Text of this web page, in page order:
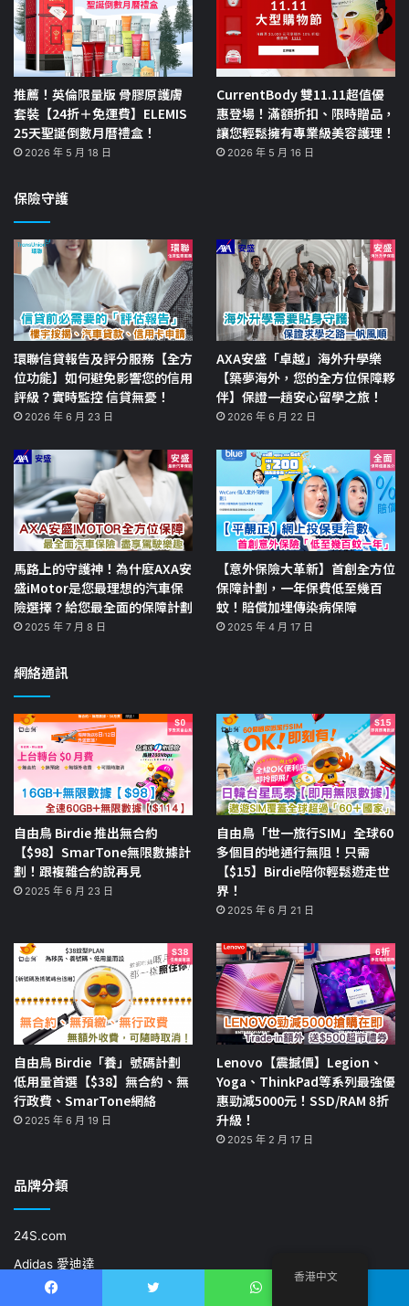
推薦！英倫限量版 骨膠原護膚
套裝【24折＋免運費】ELEMIS
25天聖誕倒數月曆禮盒！
2026 年 5 月 18 日
CurrentBody 雙11.11超值優
惠登場！滿額折扣、限時贈品，
讓您輕鬆擁有專業級美容護理！
2026 年 5 月 16 日
保險守護
環聯信貸報告及評分服務【全方
位功能】如何避免影響您的信用
評級？實時監控 信貸無憂！
2026 年 6 月 23 日
AXA安盛「卓越」海外升學樂
【築夢海外，您的全方位保障夥
伴】保證一趟安心留學之旅！
2026 年 6 月 22 日
馬路上的守護神！為什麼AXA安
盛iMotor是您最理想的汽車保
險選擇？給您最全面的保障計劃
2025 年 7 月 8 日
【意外保險大革新】首創全方位
保障計劃，一年保費低至幾百
蚊！賠償加埋傳染病保障
2025 年 4 月 17 日
網絡通訊
自由鳥 Birdie 推出無合約
【$98】SmarTone無限數據計
劃！跟複雜合約說再見
2025 年 6 月 23 日
自由鳥「世一旅行SIM」全球60
多個目的地通行無阻！只需
【$15】Birdie陪你輕鬆遊走世
界！
2025 年 6 月 21 日
自由鳥 Birdie「養」號碼計劃
低用量首選【$38】無合約、無
行政費、SmarTone網絡
2025 年 6 月 19 日
Lenovo【震撼價】Legion、
Yoga、ThinkPad等系列最強優
惠勁減5000元！SSD/RAM 8折
升級！
2025 年 2 月 17 日
品牌分類
24S.com
Adidas 愛迪達
Agoda
香港中文